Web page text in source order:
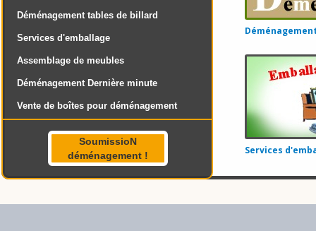
Déménagement tables de billard
Services d'emballage
Assemblage de meubles
Déménagement Dernière minute
Vente de boîtes pour déménagement
SoumissioN
déménagement !
Services